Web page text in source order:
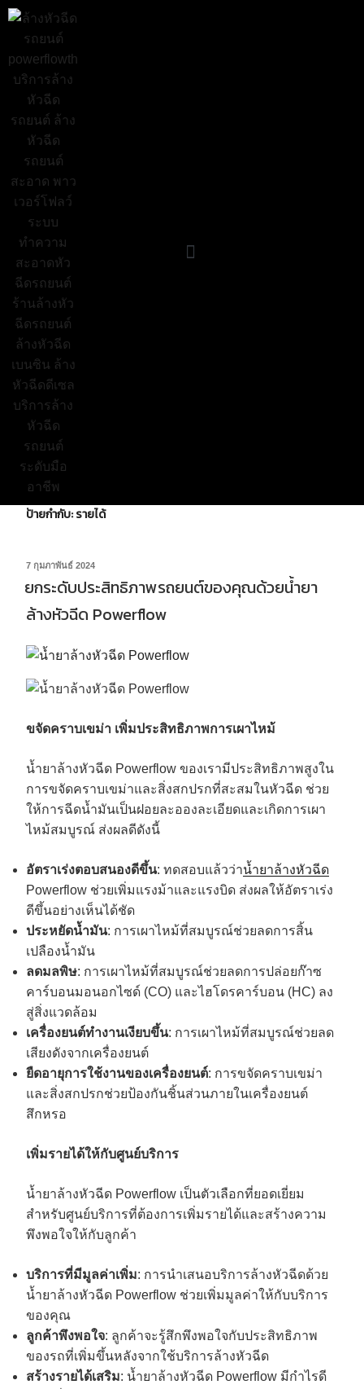
ป้ายกำกับ:รายได้
7 กุมภาพันธ์ 2024
ยกระดับประสิทธิภาพรถยนต์ของคุณด้วยน้ำยา
ล้างหัวฉีด Powerflow
ขจัดคราบเขม่า เพิ่มประสิทธิภาพการเผาไหม้
น้ำยาล้างหัวฉีด Powerflow ของเรามีประสิทธิภาพสูงใน
การขจัดคราบเขม่าและสิ่งสกปรกที่สะสมในหัวฉีด ช่วย
ให้การฉีดน้ำมันเป็นฝอยละอองละเอียดและเกิดการเผา
ไหม้สมบูรณ์ ส่งผลดีดังนี้
อัตราเร่งตอบสนองดีขึ้น: ทดสอบแล้วว่าน้ำยาล้างหัวฉีด
Powerflow ช่วยเพิ่มแรงม้าและแรงบิด ส่งผลให้อัตราเร่ง
ดีขึ้นอย่างเห็นได้ชัด
ประหยัดน้ำมัน: การเผาไหม้ที่สมบูรณ์ช่วยลดการสิ้น
เปลืองน้ำมัน
ลดมลพิษ: การเผาไหม้ที่สมบูรณ์ช่วยลดการปล่อยก๊าซ
คาร์บอนมอนอกไซด์ (CO) และไฮโดรคาร์บอน (HC) ลง
สู่สิ่งแวดล้อม
เครื่องยนต์ทำงานเงียบขึ้น: การเผาไหม้ที่สมบูรณ์ช่วยลด
เสียงดังจากเครื่องยนต์
ยืดอายุการใช้งานของเครื่องยนต์: การขจัดคราบเขม่า
และสิ่งสกปรกช่วยป้องกันชิ้นส่วนภายในเครื่องยนต์
สึกหรอ
เพิ่มรายได้ให้กับศูนย์บริการ
น้ำยาล้างหัวฉีด Powerflow เป็นตัวเลือกที่ยอดเยี่ยม
สำหรับศูนย์บริการที่ต้องการเพิ่มรายได้และสร้างความ
พึงพอใจให้กับลูกค้า
บริการที่มีมูลค่าเพิ่ม: การนำเสนอบริการล้างหัวฉีดด้วย
น้ำยาล้างหัวฉีด Powerflow ช่วยเพิ่มมูลค่าให้กับบริการ
ของคุณ
ลูกค้าพึงพอใจ: ลูกค้าจะรู้สึกพึงพอใจกับประสิทธิภาพ
ของรถที่เพิ่มขึ้นหลังจากใช้บริการล้างหัวฉีด
สร้างรายได้เสริม: น้ำยาล้างหัวฉีด Powerflow มีกำไรดี